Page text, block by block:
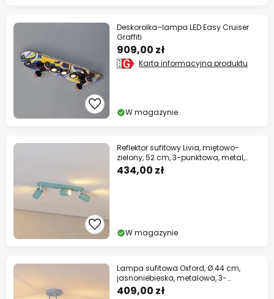
Deskorolka–lampa LED Easy Cruiser
Graffiti
909,00 zł
Karta informacyjna produktu
W magazynie
Reflektor sufitowy Livia, miętowo-
zielony, 52 cm, 3-punktowa, metal,
GU10
434,00 zł
W magazynie
Lampa sufitowa Oxford, Ø 44 cm,
jasnoniebieska, metalowa, 3-
punktowa
409,00 zł